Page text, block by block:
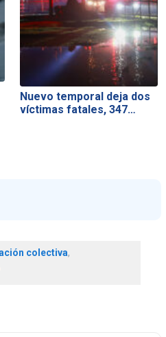
Nuevo temporal deja dos
víctimas fatales, 347…
colectiva,